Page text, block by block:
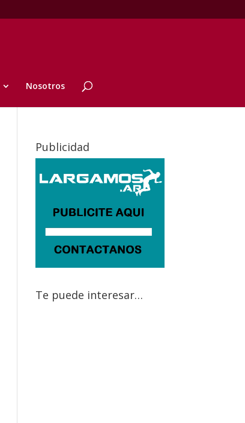
Nosotros
Publicidad
Te puede interesar…